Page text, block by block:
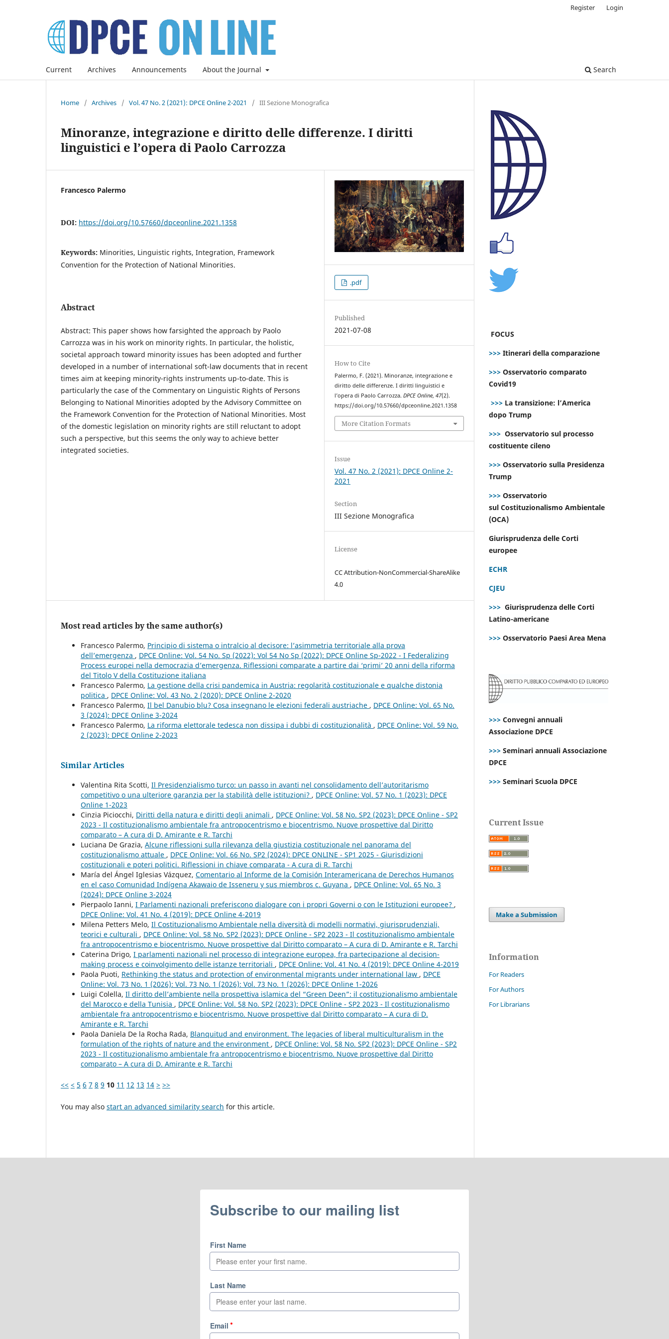
Current Archives Announcements About the Journal Search
Register Login
Home / Archives / Vol. 47 No. 2 (2021): DPCE Online 2-2021 / III Sezione Monografica
Minoranze, integrazione e diritto delle differenze. I diritti
linguistici e l’opera di Paolo Carrozza
Francesco Palermo
DOI: https://doi.org/10.57660/dpceonline.2021.1358
Keywords: Minorities, Linguistic rights, Integration, Framework
Convention for the Protection of National Minorities.
Abstract
Abstract: This paper shows how farsighted the approach by Paolo
Carrozza was in his work on minority rights. In particular, the holistic,
societal approach toward minority issues has been adopted and further
developed in a number of international soft-law documents that in recent
times aim at keeping minority-rights instruments up-to-date. This is
particularly the case of the Commentary on Linguistic Rights of Persons
Belonging to National Minorities adopted by the Advisory Committee on
the Framework Convention for the Protection of National Minorities. Most
of the domestic legislation on minority rights are still reluctant to adopt
such a perspective, but this seems the only way to achieve better
integrated societies.
.pdf
Published
2021-07-08
How to Cite
Palermo, F. (2021). Minoranze, integrazione e
diritto delle differenze. I diritti linguistici e
l’opera di Paolo Carrozza.DPCE Online,47(2).
https://doi.org/10.57660/dpceonline.2021.1358
More Citation Formats
Issue
Vol. 47 No. 2 (2021): DPCE Online 2-
2021
Section
III Sezione Monografica
License
CC Attribution-NonCommercial-ShareAlike
4.0
Most read articles by the same author(s)
Francesco Palermo, Principio di sistema o intralcio al decisore: l’asimmetria territoriale alla prova
dell’emergenza , DPCE Online: Vol. 54 No. Sp (2022): Vol 54 No Sp (2022): DPCE Online Sp-2022 - I Federalizing
Process europei nella democrazia d’emergenza. Riflessioni comparate a partire dai ‘primi’ 20 anni della riforma
del Titolo V della Costituzione italiana
Francesco Palermo, La gestione della crisi pandemica in Austria: regolarità costituzionale e qualche distonia
politica , DPCE Online: Vol. 43 No. 2 (2020): DPCE Online 2-2020
Francesco Palermo, Il bel Danubio blu? Cosa insegnano le elezioni federali austriache , DPCE Online: Vol. 65 No.
3 (2024): DPCE Online 3-2024
Francesco Palermo, La riforma elettorale tedesca non dissipa i dubbi di costituzionalità , DPCE Online: Vol. 59 No.
2 (2023): DPCE Online 2-2023
Similar Articles
Valentina Rita Scotti, Il Presidenzialismo turco: un passo in avanti nel consolidamento dell’autoritarismo
competitivo o una ulteriore garanzia per la stabilità delle istituzioni? , DPCE Online: Vol. 57 No. 1 (2023): DPCE
Online 1-2023
Cinzia Piciocchi, Diritti della natura e diritti degli animali , DPCE Online: Vol. 58 No. SP2 (2023): DPCE Online - SP2
2023 - Il costituzionalismo ambientale fra antropocentrismo e biocentrismo. Nuove prospettive dal Diritto
comparato – A cura di D. Amirante e R. Tarchi
Luciana De Grazia, Alcune riflessioni sulla rilevanza della giustizia costituzionale nel panorama del
costituzionalismo attuale , DPCE Online: Vol. 66 No. SP2 (2024): DPCE ONLINE - SP1 2025 - Giurisdizioni
costituzionali e poteri politici. Riflessioni in chiave comparata - A cura di R. Tarchi
María del Ángel Iglesias Vázquez, Comentario al Informe de la Comisión Interamericana de Derechos Humanos
en el caso Comunidad Indígena Akawaio de Isseneru y sus miembros c. Guyana , DPCE Online: Vol. 65 No. 3
(2024): DPCE Online 3-2024
Pierpaolo Ianni, I Parlamenti nazionali preferiscono dialogare con i propri Governi o con le Istituzioni europee? ,
DPCE Online: Vol. 41 No. 4 (2019): DPCE Online 4-2019
Milena Petters Melo, Il Costituzionalismo Ambientale nella diversità di modelli normativi, giurisprudenziali,
teorici e culturali , DPCE Online: Vol. 58 No. SP2 (2023): DPCE Online - SP2 2023 - Il costituzionalismo ambientale
fra antropocentrismo e biocentrismo. Nuove prospettive dal Diritto comparato – A cura di D. Amirante e R. Tarchi
Caterina Drigo, I parlamenti nazionali nel processo di integrazione europea, fra partecipazione al decision-
making process e coinvolgimento delle istanze territoriali , DPCE Online: Vol. 41 No. 4 (2019): DPCE Online 4-2019
Paola Puoti, Rethinking the status and protection of environmental migrants under international law , DPCE
Online: Vol. 73 No. 1 (2026): Vol. 73 No. 1 (2026): Vol. 73 No. 1 (2026): DPCE Online 1-2026
Luigi Colella, Il diritto dell’ambiente nella prospettiva islamica del “Green Deen”: il costituzionalismo ambientale
del Marocco e della Tunisia , DPCE Online: Vol. 58 No. SP2 (2023): DPCE Online - SP2 2023 - Il costituzionalismo
ambientale fra antropocentrismo e biocentrismo. Nuove prospettive dal Diritto comparato – A cura di D.
Amirante e R. Tarchi
Paola Daniela De la Rocha Rada, Blanquitud and environment. The legacies of liberal multiculturalism in the
formulation of the rights of nature and the environment , DPCE Online: Vol. 58 No. SP2 (2023): DPCE Online - SP2
2023 - Il costituzionalismo ambientale fra antropocentrismo e biocentrismo. Nuove prospettive dal Diritto
comparato – A cura di D. Amirante e R. Tarchi
<< < 5 6 7 8 9 10 11 12 13 14 > >>
You may also start an advanced similarity search for this article.
FOCUS
>>> Itinerari della comparazione
>>> Osservatorio comparato
Covid19
>>> La transizione: l’America
dopo Trump
>>> Osservatorio sul processo
costituente cileno
>>> Osservatorio sulla Presidenza
Trump
>>> Osservatorio
sul Costituzionalismo Ambientale
(OCA)
Giurisprudenza delle Corti
europee
ECHR
CJEU
>>> Giurisprudenza delle Corti
Latino-americane
>>> Osservatorio Paesi Area Mena
>>> Convegni annuali
Associazione DPCE
>>> Seminari annuali Associazione
DPCE
>>> Seminari Scuola DPCE
Current Issue
Make a Submission
Information
For Readers
For Authors
For Librarians